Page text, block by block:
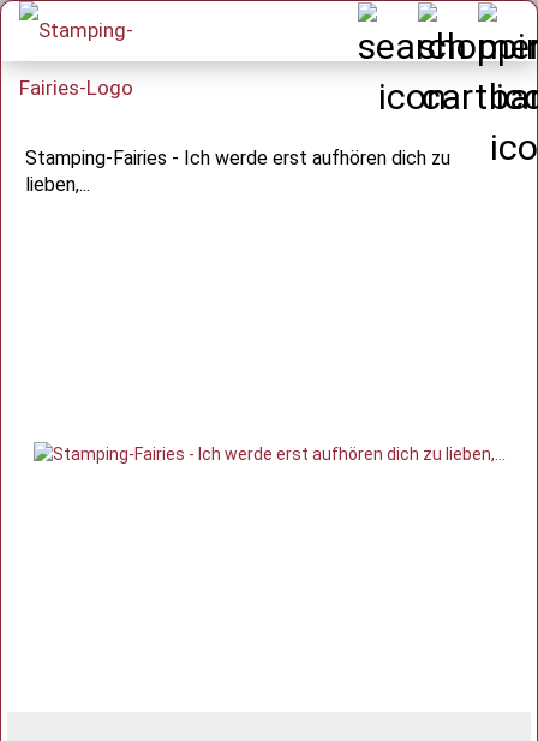
Stamping-Fairies - Ich werde erst aufhören dich zu
lieben,...